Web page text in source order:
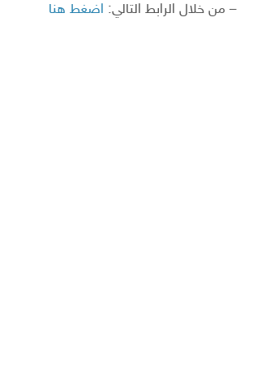
– من خلال الرابط التالي: اضغط هنا